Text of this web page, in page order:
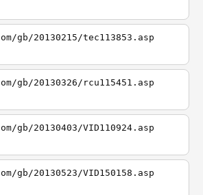
gb/20130215/tec113853.asp
gb/20130326/rcu115451.asp
gb/20130403/VID110924.asp
gb/20130523/VID150158.asp